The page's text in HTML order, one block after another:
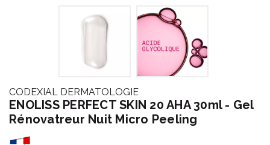
CODEXIAL DERMATOLOGIE
ENOLISS PERFECT SKIN 20 AHA 30ml - Gel
Rénovatreur Nuit Micro Peeling